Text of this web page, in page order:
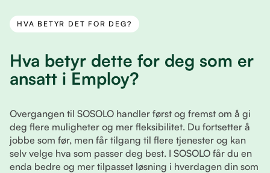
HVA BETYR DET FOR DEG?
Hva betyr dette for deg som er
ansatt i Employ?
Overgangen til SOSOLO handler først og fremst om å gi
deg flere muligheter og mer fleksibilitet. Du fortsetter å
jobbe som før, men får tilgang til flere tjenester og kan
selv velge hva som passer deg best. I SOSOLO får du en
enda bedre og mer tilpasset løsning i hverdagen din som